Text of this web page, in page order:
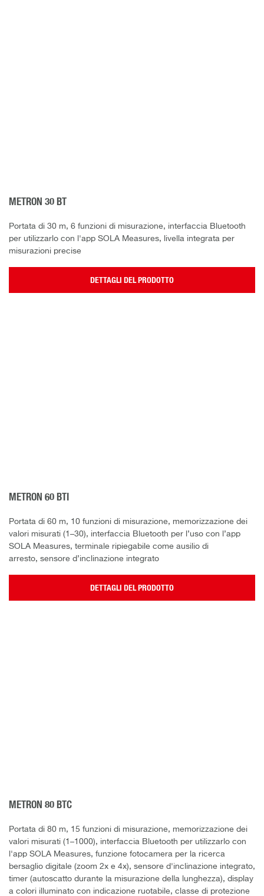
METRON 30 BT
Portata di 30 m, 6 funzioni di misurazione, interfaccia Bluetooth
per utilizzarlo con l'app SOLA Measures, livella integrata per
misurazioni precise
DETTAGLI DEL PRODOTTO
METRON 60 BTI
Portata di 60 m, 10 funzioni di misurazione, memorizzazione dei
valori misurati (1–30), interfaccia Bluetooth per l’uso con l’app
SOLA Measures, terminale ripiegabile come ausilio di
arresto, sensore d’inclinazione integrato
DETTAGLI DEL PRODOTTO
METRON 80 BTC
Portata di 80 m, 15 funzioni di misurazione, memorizzazione dei
valori misurati (1–1000), interfaccia Bluetooth per utilizzarlo con
l'app SOLA Measures, funzione fotocamera per la ricerca
bersaglio digitale (zoom 2x e 4x), sensore d'inclinazione integrato,
timer (autoscatto durante la misurazione della lunghezza), display
a colori illuminato con indicazione ruotabile, classe di protezione